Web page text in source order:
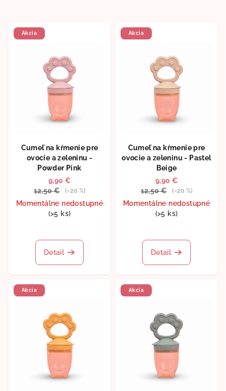
Akcia
Cumeľ na kŕmenie pre
ovocie a zeleninu -
Powder Pink
9,90 €
12,50 €
(–20 %)
Momentálne nedostupné
(>5 ks)
Detail
Akcia
Cumeľ na kŕmenie pre
ovocie a zeleninu - Pastel
Beige
9,90 €
12,50 €
(–20 %)
Momentálne nedostupné
(>5 ks)
Detail
Akcia Akcia